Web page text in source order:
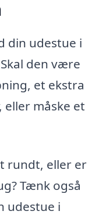
din udestue i
den være
et ekstra
måske et
rundt, eller er
Tænk også
udestue i